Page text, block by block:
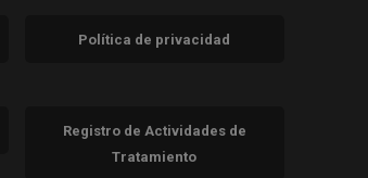
Política de privacidad
Registro de Actividades de
Tratamiento